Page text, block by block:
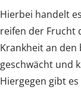
Hierbei handelt
reifen der Frucht
Krankheit an den
geschwächt und
Hiergegen gibt